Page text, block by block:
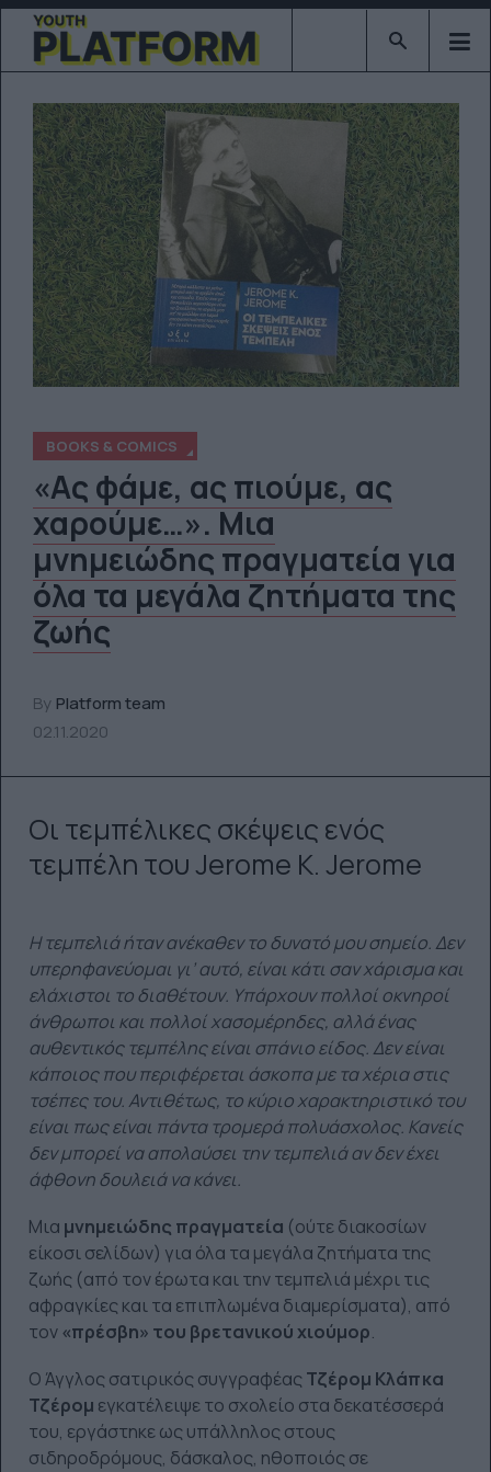
Type 2 or
BOOKS & COMICS
«Ας φάμε, ας πιούμε, ας
χαρούμε…». Μια
μνημειώδης πραγματεία για
όλα τα μεγάλα ζητήματα της
ζωής
By Platform team
02.11.2020
Οι τεμπέλικες σκέψεις ενός
τεμπέλη του Jerome K. Jerome
Η τεμπελιά ήταν ανέκαθεν το δυνατό μου σημείο. Δεν
υπερηφανεύομαι γι’ αυτό, είναι κάτι σαν χάρισμα και
ελάχιστοι το διαθέτουν. Υπάρχουν πολλοί οκνηροί
άνθρωποι και πολλοί χασομέρηδες, αλλά ένας
αυθεντικός τεμπέλης είναι σπάνιο είδος. Δεν είναι
κάποιος που περιφέρεται άσκοπα με τα χέρια στις
τσέπες του. Αντιθέτως, το κύριο χαρακτηριστικό του
είναι πως είναι πάντα τρομερά πολυάσχολος. Κανείς
δεν μπορεί να απολαύσει την τεμπελιά αν δεν έχει
άφθονη δουλειά να κάνει.
Μια μνημειώδης πραγματεία (ούτε διακοσίων
είκοσι σελίδων) για όλα τα μεγάλα ζητήματα της
ζωής (από τον έρωτα και την τεμπελιά μέχρι τις
αφραγκίες και τα επιπλωμένα διαμερίσματα), από
τον«πρέσβη» του βρετανικού χιούμορ.
Ο Άγγλος σατιρικός συγγραφέας Τζέρομ Κλάπκα
Τζέρομ εγκατέλειψε το σχολείο στα δεκατέσσερά
του, εργάστηκε ως υπάλληλος στους
σιδηροδρόμους, δάσκαλος, ηθοποιός σε